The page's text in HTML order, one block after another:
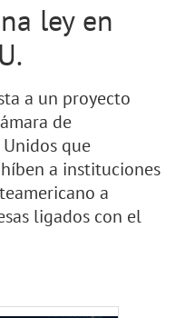
ley en
a un proyecto
de
que
a instituciones
a
ligados con el